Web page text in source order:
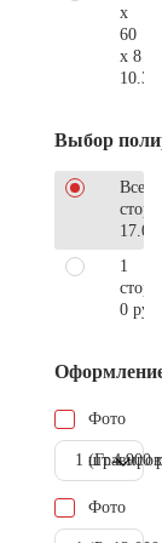
x
60
x 8
Выбор
Все
1
0 руб.
Фото
1 шт.4.900
Фото